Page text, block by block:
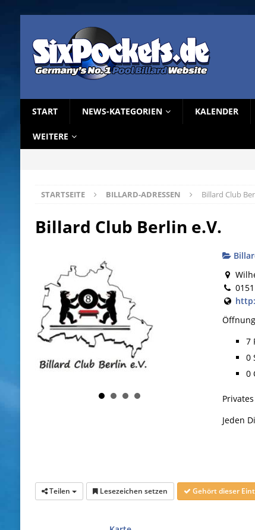
START NEWS-KATEGORIEN KALENDER
WEITERE
STARTSEITE BILLARD-ADRESSEN Billard Club
Billard Club Berlin e.V.
7
0
0
Jeden
Teilen Lesezeichen setzen Gehört dieser